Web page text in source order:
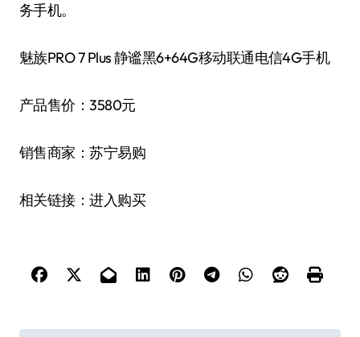
务手机。
魅族PRO 7 Plus 静谧黑6+64G移动联通电信4G手机
产品售价：3580元
销售商家：苏宁易购
相关链接：进入购买